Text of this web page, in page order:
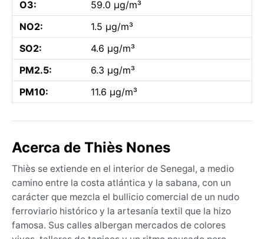
O3:
59.0 µg/m³
NO2:
1.5 µg/m³
SO2:
4.6 µg/m³
PM2.5:
6.3 µg/m³
PM10:
11.6 µg/m³
Acerca de Thiès Nones
Thiès se extiende en el interior de Senegal, a medio
camino entre la costa atlántica y la sabana, con un
carácter que mezcla el bullicio comercial de un nudo
ferroviario histórico y la artesanía textil que la hizo
famosa. Sus calles albergan mercados de colores